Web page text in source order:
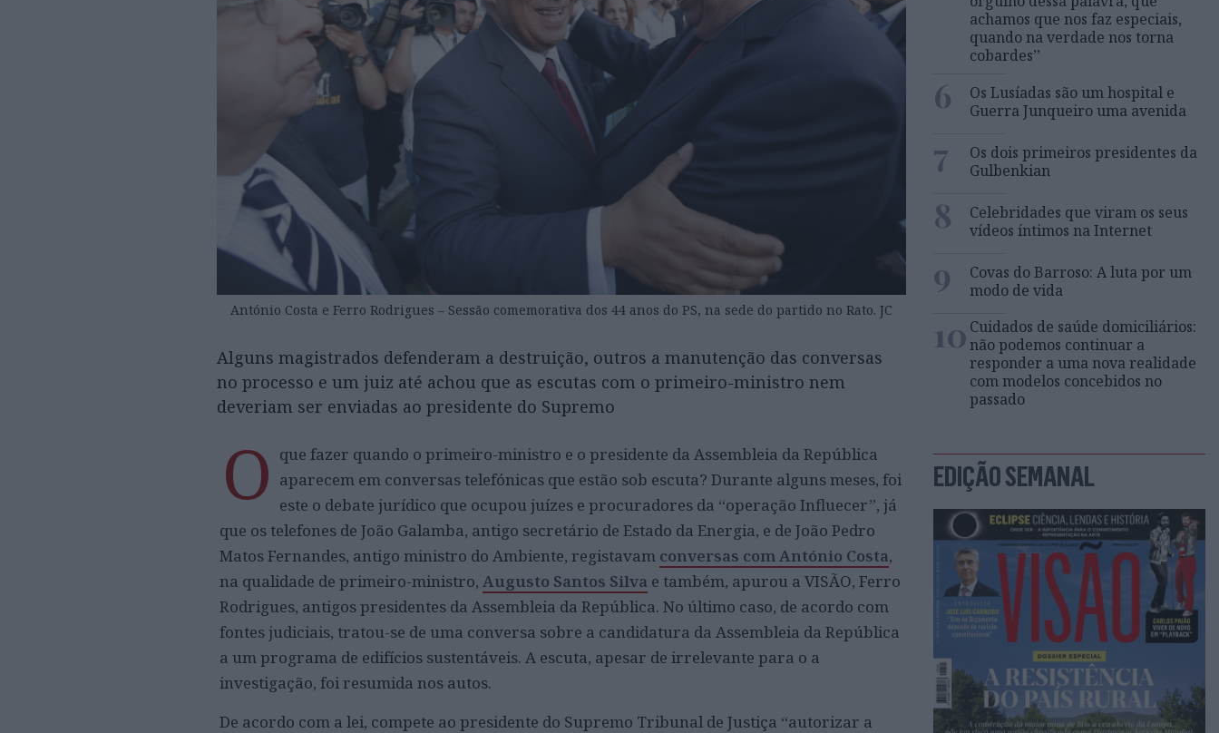
António Costa e Ferro Rodrigues – Sessão comemorativa dos 44 anos do PS, na sede do partido no Rato. JC
Alguns magistrados defenderam a destruição, outros a manutenção das conversas
no processo e um juiz até achou que as escutas com o primeiro-ministro nem
deveriam ser enviadas ao presidente do Supremo
O que fazer quando o primeiro-ministro e o presidente da Assembleia da República
aparecem em conversas telefónicas que estão sob escuta? Durante alguns meses, foi
este o debate jurídico que ocupou juízes e procuradores da “operação Influecer”, já
que os telefones de João Galamba, antigo secretário de Estado da Energia, e de João Pedro
Matos Fernandes, antigo ministro do Ambiente, registavam conversas com António Costa,
na qualidade de primeiro-ministro, Augusto Santos Silva e também, apurou a VISÃO, Ferro
Rodrigues, antigos presidentes da Assembleia da República. No último caso, de acordo com
fontes judiciais, tratou-se de uma conversa sobre a candidatura da Assembleia da República
a um programa de edifícios sustentáveis. A escuta, apesar de irrelevante para o a
investigação, foi resumida nos autos.
De acordo com a lei, compete ao presidente do Supremo Tribunal de Justiça “autorizar a
achamos que nos faz especiais,
quando na verdade nos torna
cobardes’’
6
Os Lusíadas são um hospital e
Guerra Junqueiro uma avenida
7
Os dois primeiros presidentes da
Gulbenkian
8
Celebridades que viram os seus
vídeos íntimos na Internet
9
Covas do Barroso: A luta por um
modo de vida
10 Cuidados de saúde domiciliários:
não podemos continuar a
responder a uma nova realidade
com modelos concebidos no
passado
EDIÇÃO SEMANAL